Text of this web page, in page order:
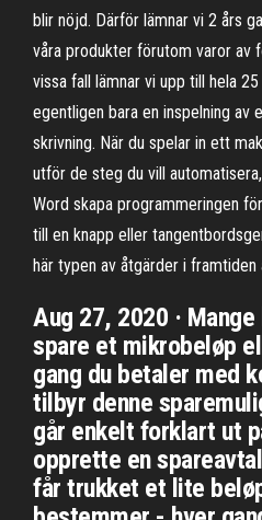
blir nöjd. Därför lämnar vi 2 års
våra produkter förutom varor av
vissa fall lämnar vi upp till hela
egentligen bara en inspelning av
skrivning. När du spelar in ett
utför de steg du vill
Word skapa programmeringen
till en knapp eller
här typen av åtgärder i
Aug 27, 2020 ·
spare et mikrobeløp
gang du betaler med
tilbyr denne
går enkelt forklart ut
opprette en
får trukket et lite